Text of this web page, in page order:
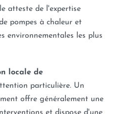
atteste de l'expertise
pompes à chaleur et
environnementales les plus
locale de
particulière. Un
offre généralement une